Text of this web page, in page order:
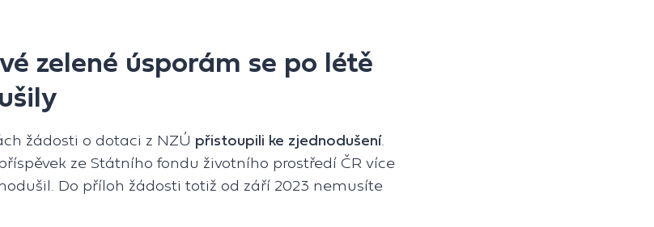
zelené úsporám se po létě
žádosti o dotaci z NZÚ přistoupili ke zjednodušení.
ze Státního fondu životního prostředí ČR více
Do příloh žádosti totiž od září 2023 nemusíte